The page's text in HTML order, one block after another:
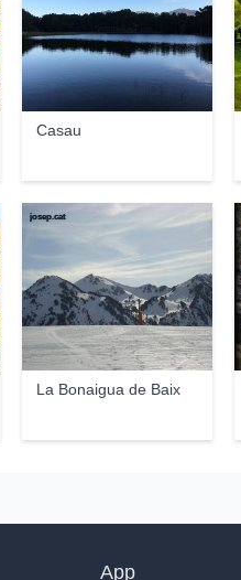
Casau
La Bonaigua de Baix
josep.cat
App